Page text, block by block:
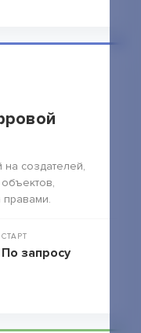
создателей,
правами.
СТАРТ
По запросу